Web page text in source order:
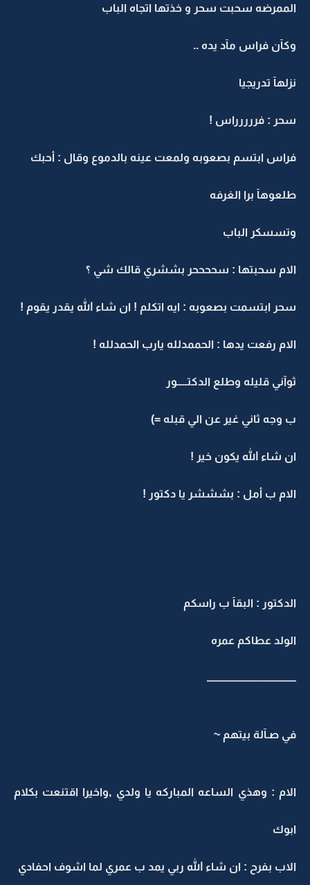
الممرضه سحبت سحر و خذتها اتجاه الباب
وكآن فراس مآد يده ..
نزلهآ تدريجيا
سحر : فررررراس !
فراس ابتسم بصعوبه ولمعت عينه بالدموع وقال : أحبك
طلعوهآ برا الغرفه
وتسسكر الباب
الام سحبتها : سححححر بششري قالك شي ؟
سحر ابتسمت بصعوبه : ايه اتكلم ! ان شاء الله يقدر يقوم !
الام رفعت يدها : الحممدلله يارب الحمدلله !
ثوآني قليله وطلع الدكتـــــور
ب وجه ثاني غير عن الي قبله =)
ان شاء الله يكون خير !
الام ب أمل : بشششر يا دكتور !
الدكتور : البقآ ب راسكم
الولد عطاكم عمره
ـــــــــــــــــــــــــــــــــــــــــــ
في صـآلة بيتهم ~
الام : وهذي الساعه المباركه يا ولدي ,واخيرا اقتنعت بكلام
ابوك
الاب بفرح : ان شاء الله ربي يمد ب عمري لما اشوف احفادي